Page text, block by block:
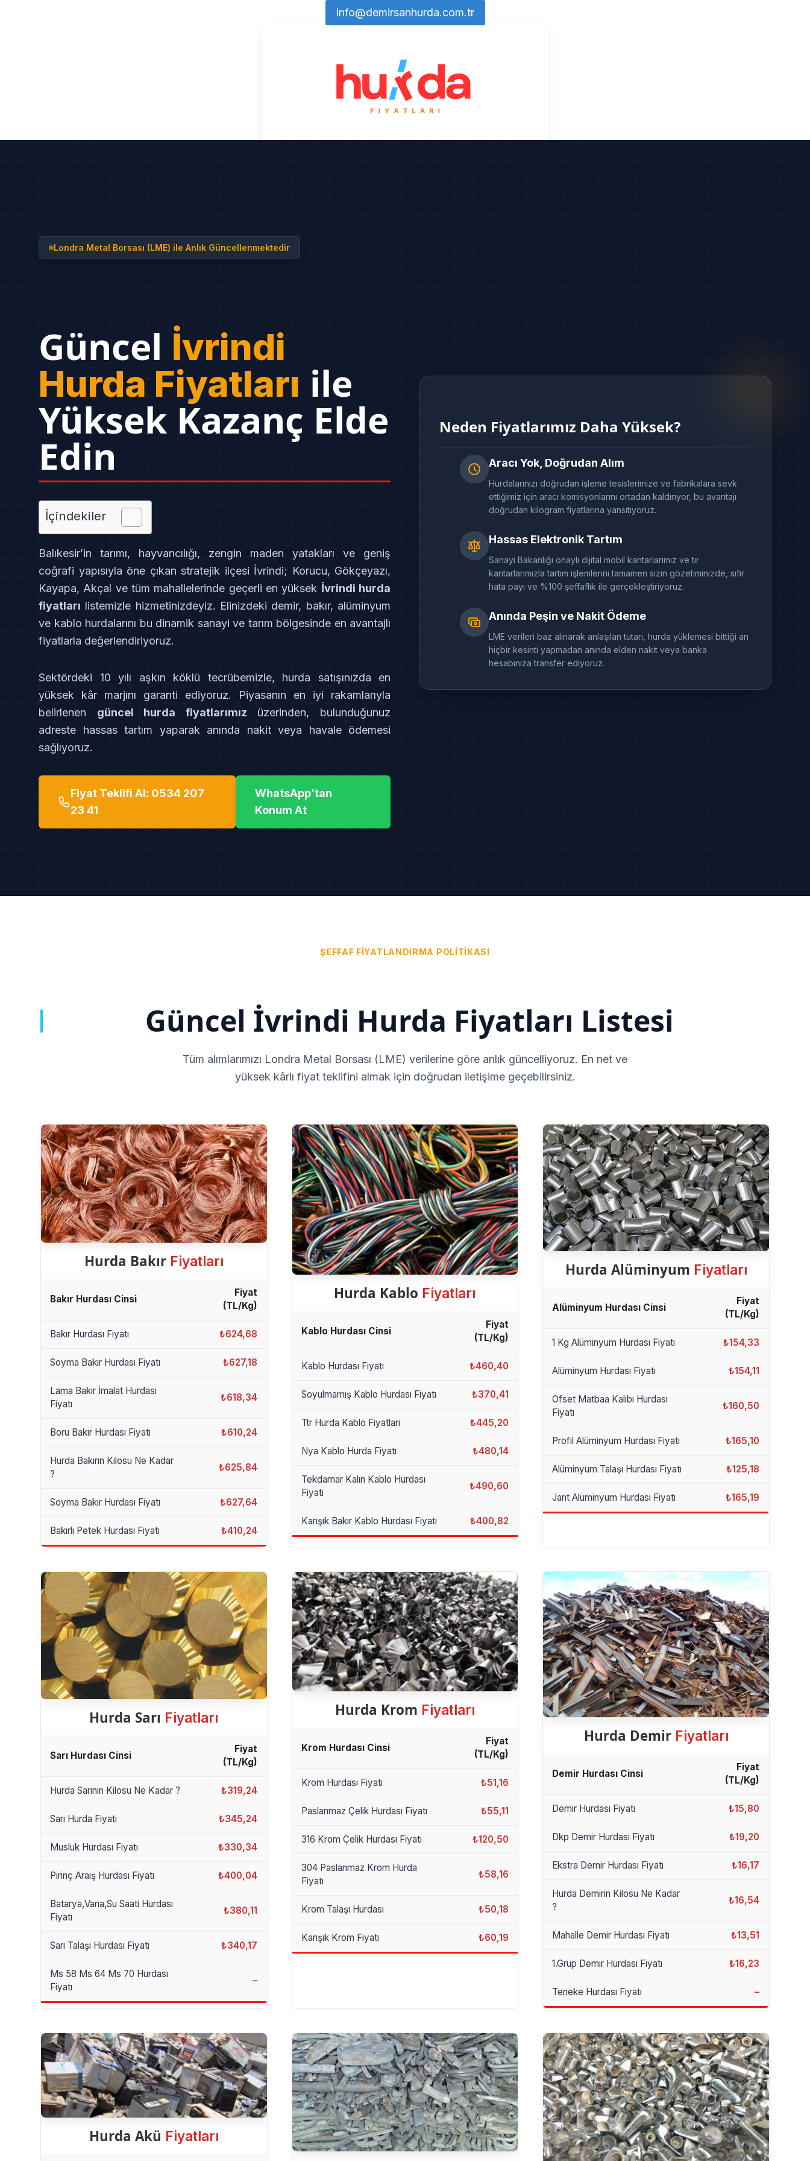
info@demirsanhurda.com.tr
Londra Metal Borsası (LME) ile Anlık Güncellenmektedir
Güncel İvrindi
Hurda Fiyatları ile
Yüksek Kazanç Elde
Edin
İçindekiler
Balıkesir’in tarımı, hayvancılığı, zengin maden yatakları ve geniş
coğrafi yapısıyla öne çıkan stratejik ilçesi İvrindi; Korucu, Gökçeyazı,
Kayapa, Akçal ve tüm mahallelerinde geçerli en yüksek İvrindi hurda
fiyatları listemizle hizmetinizdeyiz. Elinizdeki demir, bakır, alüminyum
ve kablo hurdalarını bu dinamik sanayi ve tarım bölgesinde en avantajlı
fiyatlarla değerlendiriyoruz.
Sektördeki 10 yılı aşkın köklü tecrübemizle, hurda satışınızda en
yüksek kâr marjını garanti ediyoruz. Piyasanın en iyi rakamlarıyla
belirlenen güncel hurda fiyatlarımız üzerinden, bulunduğunuz
adreste hassas tartım yaparak anında nakit veya havale ödemesi
sağlıyoruz.
Fiyat Teklifi Al: 0534 207
23 41
WhatsApp’tan
Konum At
Neden Fiyatlarımız Daha Yüksek?
Aracı Yok, Doğrudan Alım
Hurdalarınızı doğrudan işleme tesislerimize ve fabrikalara sevk
ettiğimiz için aracı komisyonlarını ortadan kaldırıyor, bu avantajı
doğrudan kilogram fiyatlarına yansıtıyoruz.
Hassas Elektronik Tartım
Sanayi Bakanlığı onaylı dijital mobil kantarlarımız ve tır
kantarlarımızla tartım işlemlerini tamamen sizin gözetiminizde, sıfır
hata payı ve %100 şeffaflık ile gerçekleştiriyoruz.
Anında Peşin ve Nakit Ödeme
LME verileri baz alınarak anlaşılan tutarı, hurda yüklemesi bittiği an
hiçbir kesinti yapmadan anında elden nakit veya banka
hesabınıza transfer ediyoruz.
ŞEFFAF FIYATLANDIRMA POLITIKASI
Güncel İvrindi Hurda Fiyatları Listesi
Tüm alımlarımızı Londra Metal Borsası (LME) verilerine göre anlık güncelliyoruz. En net ve
yüksek kârlı fiyat teklifini almak için doğrudan iletişime geçebilirsiniz.
Hurda Bakır Fiyatları
Bakır Hurdası Cinsi
Fiyat
(TL/Kg)
Bakır Hurdası Fiyatı ₺624,68
Soyma Bakır Hurdası Fiyatı ₺627,18
Lama Bakır İmalat Hurdası
Fiyatı
₺618,34
Boru Bakır Hurdası Fiyatı ₺610,24
Hurda Bakırın Kilosu Ne Kadar
?
₺625,84
Soyma Bakır Hurdası Fiyatı ₺627,64
Bakırlı Petek Hurdası Fiyatı ₺410,24
Hurda Kablo Fiyatları
Kablo Hurdası Cinsi
Fiyat
(TL/Kg)
Kablo Hurdası Fiyatı ₺460,40
Soyulmamış Kablo Hurdası Fiyatı ₺370,41
Ttr Hurda Kablo Fiyatları ₺445,20
Nya Kablo Hurda Fiyatı ₺480,14
Tekdamar Kalın Kablo Hurdası
Fiyatı
₺490,60
Karışık Bakır Kablo Hurdası Fiyatı ₺400,82
Hurda Alüminyum Fiyatları
Alüminyum Hurdası Cinsi
Fiyat
(TL/Kg)
1 Kg Alüminyum Hurdası Fiyatı ₺154,33
Alüminyum Hurdası Fiyatı ₺154,11
Ofset Matbaa Kalıbı Hurdası
Fiyatı
₺160,50
Profil Alüminyum Hurdası Fiyatı ₺165,10
Alüminyum Talaşı Hurdası Fiyatı ₺125,18
Jant Alüminyum Hurdası Fiyatı ₺165,19
Hurda Sarı Fiyatları
Sarı Hurdası Cinsi
Fiyat
(TL/Kg)
Hurda Sarının Kilosu Ne Kadar ? ₺319,24
Sarı Hurda Fiyatı ₺345,24
Musluk Hurdası Fiyatı ₺330,34
Pirinç Araiş Hurdası Fiyatı ₺400,04
Batarya,Vana,Su Saati Hurdası
Fiyatı
₺380,11
Sarı Talaşı Hurdası Fiyatı ₺340,17
Ms 58 Ms 64 Ms 70 Hurdası
Fiyatı
–
Hurda Krom Fiyatları
Krom Hurdası Cinsi
Fiyat
(TL/Kg)
Krom Hurdası Fiyatı ₺51,16
Paslanmaz Çelik Hurdası Fiyatı ₺55,11
316 Krom Çelik Hurdası Fiyatı ₺120,50
304 Paslanmaz Krom Hurda
Fiyatı
₺58,16
Krom Talaşı Hurdası ₺50,18
Karışık Krom Fiyatı ₺60,19
Hurda Demir Fiyatları
Demir Hurdası Cinsi
Fiyat
(TL/Kg)
Demir Hurdası Fiyatı ₺15,80
Dkp Demir Hurdası Fiyatı ₺19,20
Ekstra Demir Hurdası Fiyatı ₺16,17
Hurda Demirin Kilosu Ne Kadar
?
₺16,54
Mahalle Demir Hurdası Fiyatı ₺13,51
1.Grup Demir Hurdası Fiyatı ₺16,23
Teneke Hurdası Fiyatı –
Hurda Akü Fiyatları